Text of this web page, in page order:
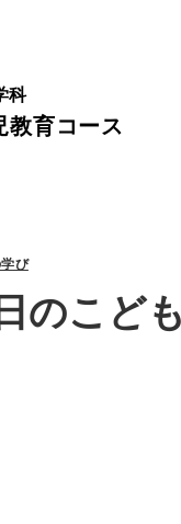
科
教育コース
び
のこど